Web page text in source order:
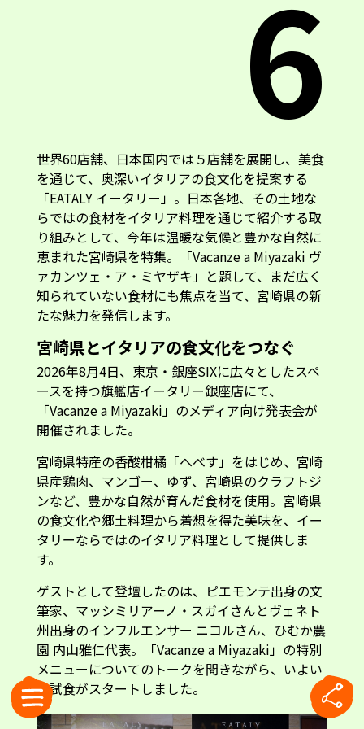
6
世界60店舗、日本国内では５店舗を展開し、美食
を通じて、奥深いイタリアの食文化を提案する
「EATALY イータリー」。日本各地、その土地な
らではの食材をイタリア料理を通じて紹介する取
り組みとして、今年は温暖な気候と豊かな自然に
恵まれた宮崎県を特集。「Vacanze a Miyazaki ヴ
ァカンツェ・ア・ミヤザキ」と題して、まだ広く
知られていない食材にも焦点を当て、宮崎県の新
たな魅力を発信します。
宮崎県とイタリアの食文化をつなぐ
2026年8月4日、東京・銀座SIXに広々としたスペ
ースを持つ旗艦店イータリー銀座店にて、
「Vacanze a Miyazaki」のメディア向け発表会が
開催されました。
宮崎県特産の香酸柑橘「へべす」をはじめ、宮崎
県産鶏肉、マンゴー、ゆず、宮崎県のクラフトジ
ンなど、豊かな自然が育んだ食材を使用。宮崎県
の食文化や郷土料理から着想を得た美味を、イー
タリーならではのイタリア料理として提供しま
す。
ゲストとして登壇したのは、ピエモンテ出身の文
筆家、マッシミリアーノ・スガイさんとヴェネト
州出身のインフルエンサー ニコルさん、ひむか農
園 内山雅仁代表。「Vacanze a Miyazaki」の特別
メニューについてのトークを聞きながら、いよい
よ試食がスタートしました。